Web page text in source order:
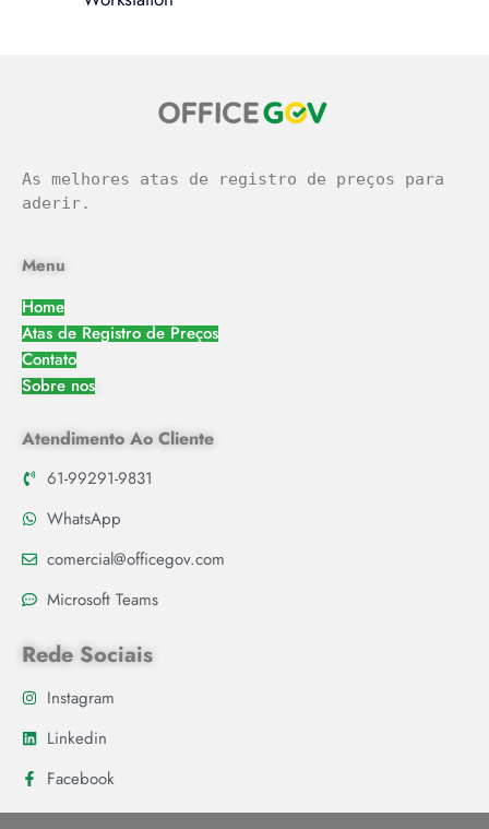
As melhores atas de registro de preços para
aderir.
Menu
Home
Atas de Registro de Preços
Contato
Sobre nos
Atendimento Ao Cliente
61-99291-9831
WhatsApp
comercial@officegov.com
Microsoft Teams
Rede Sociais
Instagram
Linkedin
Facebook